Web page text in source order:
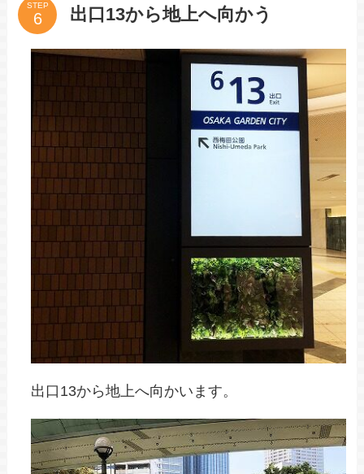
STEP 出口13から地上へ向かう
出口13から地上へ向かいます。